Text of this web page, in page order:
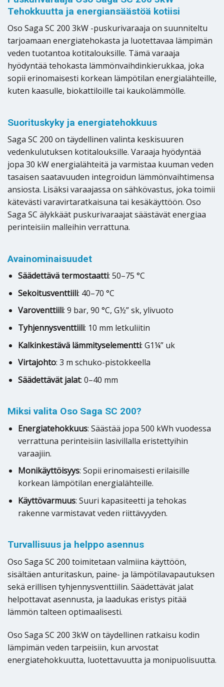
Tehokkuutta ja energiansäästöä kotiisi
Oso Saga SC 200 3kW -puskurivaraaja on suunniteltu
tarjoamaan energiatehokasta ja luotettavaa lämpimän
veden tuotantoa kotitalouksille. Tämä varaaja
hyödyntää tehokasta lämmönvaihdinkierukkaa, joka
sopii erinomaisesti korkean lämpötilan energialähteille,
kuten kaasulle, biokattiloille tai kaukolämmölle.
Suorituskyky ja energiatehokkuus
Saga SC 200 on täydellinen valinta keskisuuren
vedenkulutuksen kotitalouksille. Varaaja hyödyntää
jopa 30 kW energialähteitä ja varmistaa kuuman veden
tasaisen saatavuuden integroidun lämmönvaihtimensa
ansiosta. Lisäksi varaajassa on sähkövastus, joka toimii
kätevästi varavirtaratkaisuna tai kesäkäyttöön. Oso
Saga SC älykkäät puskurivaraajat säästävät energiaa
perinteisiin malleihin verrattuna.
Avainominaisuudet
Säädettävä termostaatti: 50–75 °C
Sekoitusventtiili: 40–70 °C
Varoventtiili: 9 bar, 90 °C, G½” sk, ylivuoto
Tyhjennysventtiili: 10 mm letkuliitin
Kalkinkestävä lämmityselementti: G1¼” uk
Virtajohto: 3 m schuko-pistokkeella
Säädettävät jalat: 0–40 mm
Miksi valita Oso Saga SC 200?
Energiatehokkuus: Säästää jopa 500 kWh vuodessa
verrattuna perinteisiin lasivillalla eristettyihin
varaajiin.
Monikäyttöisyys: Sopii erinomaisesti erilaisille
korkean lämpötilan energialähteille.
Käyttövarmuus: Suuri kapasiteetti ja tehokas
rakenne varmistavat veden riittävyyden.
Turvallisuus ja helppo asennus
Oso Saga SC 200 toimitetaan valmiina käyttöön,
sisältäen anturitaskun, paine- ja lämpötilavapautuksen
sekä erillisen tyhjennysventtiilin. Säädettävät jalat
helpottavat asennusta, ja laadukas eristys pitää
lämmön talteen optimaalisesti.
Oso Saga SC 200 3kW on täydellinen ratkaisu kodin
lämpimän veden tarpeisiin, kun arvostat
energiatehokkuutta, luotettavuutta ja monipuolisuutta.